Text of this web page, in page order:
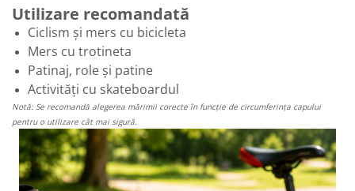
Utilizare recomandată
Ciclism și mers cu bicicleta
Mers cu trotineta
Patinaj, role și patine
Activități cu skateboardul
Notă: Se recomandă alegerea mărimii corecte în funcție de circumferința capului
pentru o utilizare cât mai sigură.